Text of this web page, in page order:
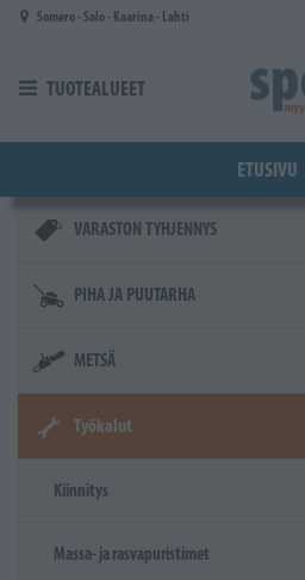
Siirry pääsisältöön
Somero - Salo - Kaarina - Lahti
TUOTEALUEET
ETUSIVU
VARASTON TYHJENNYS
PIHA JA PUUTARHA
METSÄ
Työkalut
Kiinnitys
Massa- ja rasvapuristimet